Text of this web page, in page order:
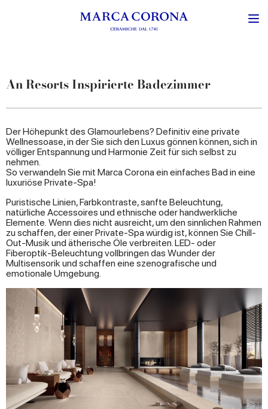
An Resorts Inspirierte Badezimmer
Der Höhepunkt des Glamourlebens? Definitiv eine private
Wellnessoase, in der Sie sich den Luxus gönnen können, sich in
völliger Entspannung und Harmonie Zeit für sich selbst zu
nehmen.
So verwandeln Sie mit Marca Corona ein einfaches Bad in eine
luxuriöse Private-Spa!
Puristische Linien, Farbkontraste, sanfte Beleuchtung,
natürliche Accessoires und ethnische oder handwerkliche
Elemente. Wenn dies nicht ausreicht, um den sinnlichen Rahmen
zu schaffen, der einer Private-Spa würdig ist, können Sie Chill-
Out-Musik und ätherische Öle verbreiten. LED- oder
Fiberoptik-Beleuchtung vollbringen das Wunder der
Multisensorik und schaffen eine szenografische und
emotionale Umgebung.